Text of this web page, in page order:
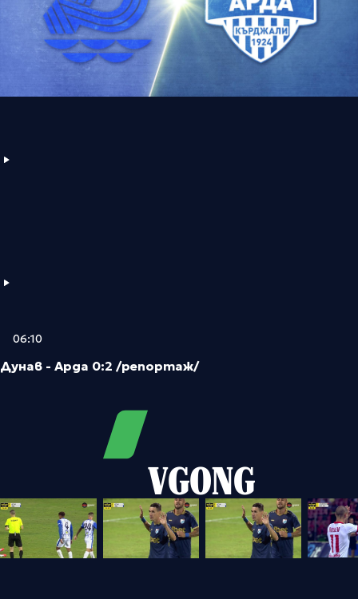
06:10
Дунав - Арда 0:2 /репортаж/
VGONG